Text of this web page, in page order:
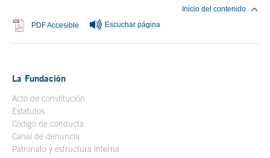
PDF Accesible Se abre en ventana nueva
Escuchar página
Inicio del contenido
La Fundación
Acto de constitución
Estatutos
Código de conducta
Canal de denuncia
Patronato y estructura interna